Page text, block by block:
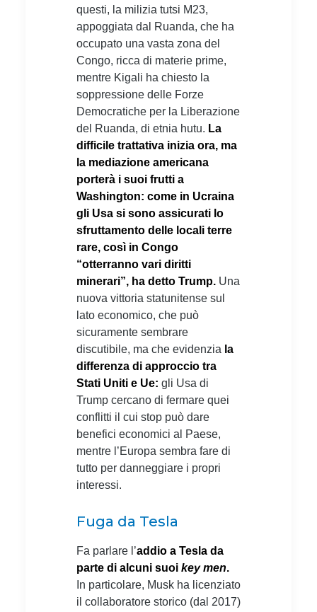
questi, la milizia tutsi M23,
appoggiata dal Ruanda, che ha
occupato una vasta zona del
Congo, ricca di materie prime,
mentre Kigali ha chiesto la
soppressione delle Forze
Democratiche per la Liberazione
del Ruanda, di etnia hutu. La
difficile trattativa inizia ora, ma
la mediazione americana
porterà i suoi frutti a
Washington: come in Ucraina
gli Usa si sono assicurati lo
sfruttamento delle locali terre
rare, così in Congo
“otterranno vari diritti
minerari”, ha detto Trump. Una
nuova vittoria statunitense sul
lato economico, che può
sicuramente sembrare
discutibile, ma che evidenzia la
differenza di approccio tra
Stati Uniti e Ue: gli Usa di
Trump cercano di fermare quei
conflitti il cui stop può dare
benefici economici al Paese,
mentre l’Europa sembra fare di
tutto per danneggiare i propri
interessi.
Fuga da Tesla
Fa parlare l’addio a Tesla da
parte di alcuni suoi key men.
In particolare, Musk ha licenziato
il collaboratore storico (dal 2017)